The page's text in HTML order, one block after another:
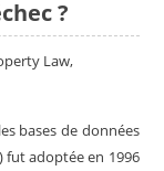
?
Law,
bases de données
adoptée en 1996